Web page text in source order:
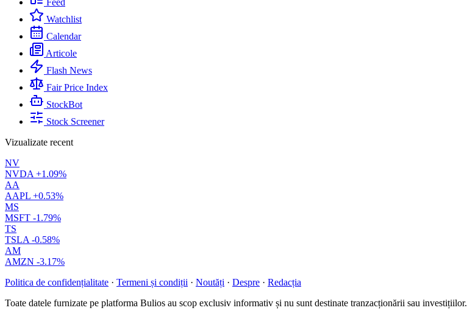
Feed
Watchlist
Calendar
Articole
Flash News
Fair Price Index
StockBot
Stock Screener
Vizualizate recent
NV
NVDA +1.09%
AA
AAPL +0.53%
MS
MSFT -1.79%
TS
TSLA -0.58%
AM
AMZN -3.17%
Politica de confidențialitate · Termeni și condiții · Noutăți · Despre · Redacția
Toate datele furnizate pe platforma Bulios au scop exclusiv informativ și nu sunt destinate tranzacționării sau investițiilor.